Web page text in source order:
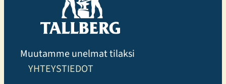
Muutamme unelmat tilaksi
YHTEYSTIEDOT